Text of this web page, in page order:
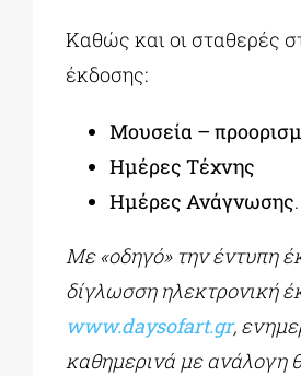
Καθώς και οι σταθερές
έκδοσης:
Μουσεία –
Ημέρες Τέχνης
Ημέρες Ανάγνωσης.
Με «οδηγό» την έντυπη
δίγλωσση ηλεκτρονική
www.daysofart.gr,
καθημερινά με ανάλογη